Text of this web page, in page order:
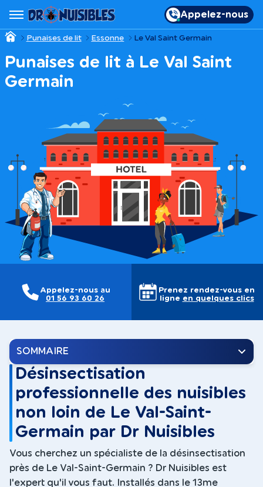
Appelez-nous
Punaises de lit Essonne Le Val Saint Germain
Punaises de lit à Le Val Saint
Germain
Appelez-nous au
01 56 93 60 26
Prenez rendez-vous en
ligne en quelques clics
SOMMAIRE
Désinsectisation
professionnelle des nuisibles
non loin de Le Val-Saint-
Germain par Dr Nuisibles
Vous cherchez un spécialiste de la désinsectisation
près de Le Val-Saint-Germain ? Dr Nuisibles est
l'expert qu'il vous faut. Installés dans le 13me